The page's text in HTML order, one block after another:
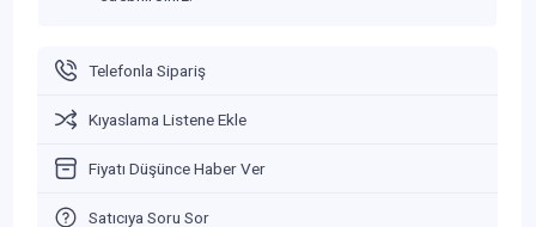
Telefonla Sipariş
Kıyaslama Listene Ekle
Fiyatı Düşünce Haber Ver
Satıcıya Soru Sor